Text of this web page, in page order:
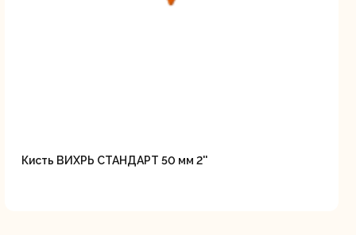
Кисть ВИХРЬ СТАНДАРТ 50 мм 2''